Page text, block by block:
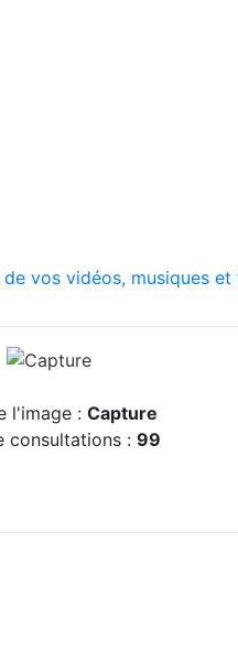
vos vidéos, musiques
l'image : Capture
consultations : 99